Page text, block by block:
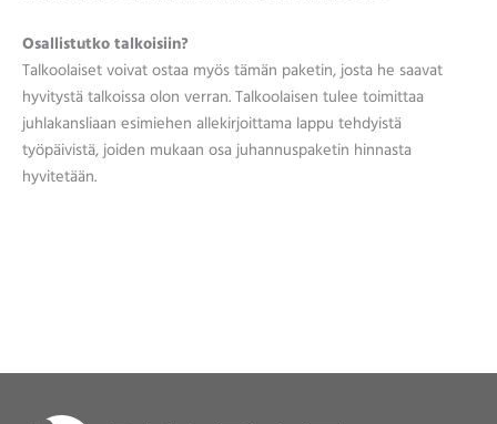
Osallistutko talkoisiin?
Talkoolaiset voivat ostaa myös tämän paketin, josta he saavat
hyvitystä talkoissa olon verran. Talkoolaisen tulee toimittaa
juhlakansliaan esimiehen allekirjoittama lappu tehdyistä
työpäivistä, joiden mukaan osa juhannuspaketin hinnasta
hyvitetään.